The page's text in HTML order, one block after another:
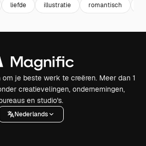
liefde illustratie romantisch
je beste werk te creëren. Meer dan 1
creatievelingen, ondernemingen,
en studio's.
Nederlands